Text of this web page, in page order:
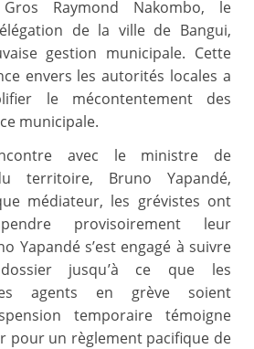
Raymond Nakombo, le
de la ville de Bangui,
gestion municipale. Cette
envers les autorités locales a
le mécontentement des
municipale.
avec le ministre de
territoire, Bruno Yapandé,
médiateur, les grévistes ont
provisoirement leur
Yapandé s’est engagé à suivre
jusqu’à ce que les
agents en grève soient
temporaire témoigne
pour un règlement pacifique de